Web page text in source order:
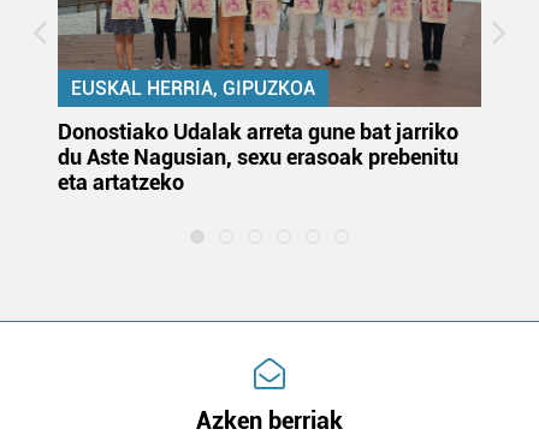
EUSKAL HERRIA, GIPUZKOA
Donostiako Udalak arreta gune bat jarriko
du Aste Nagusian, sexu erasoak prebenitu
eta artatzeko
Azken berriak